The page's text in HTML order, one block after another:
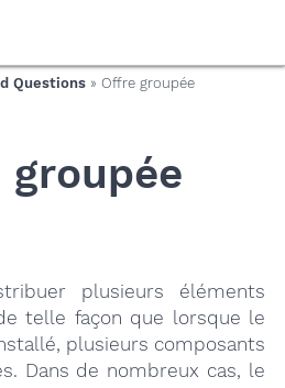
Questions» Offre groupée
groupée
plusieurs éléments
telle façon que lorsque le
plusieurs composants
Dans de nombreux cas, le